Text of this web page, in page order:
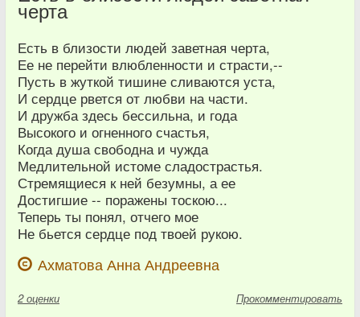
черта
Есть в близости людей заветная черта,
Ее не перейти влюбленности и страсти,--
Пусть в жуткой тишине сливаются уста,
И сердце рвется от любви на части.
И дружба здесь бессильна, и года
Высокого и огненного счастья,
Когда душа свободна и чужда
Медлительной истоме сладострастья.
Стремящиеся к ней безумны, а ее
Достигшие -- поражены тоскою...
Теперь ты понял, отчего мое
Не бьется сердце под твоей рукою.
Ахматова Анна Андреевна
2 оценки Прокомментировать